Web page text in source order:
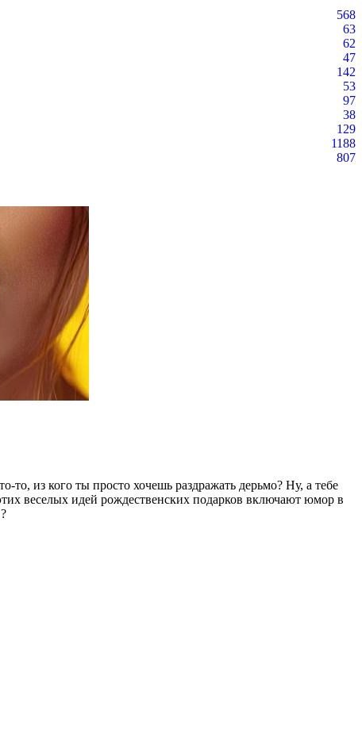
568
63
62
47
142
53
97
38
129
1188
807
из кого ты просто хочешь раздражать дерьмо? Ну, а тебе
веселых идей рождественских подарков включают юмор в